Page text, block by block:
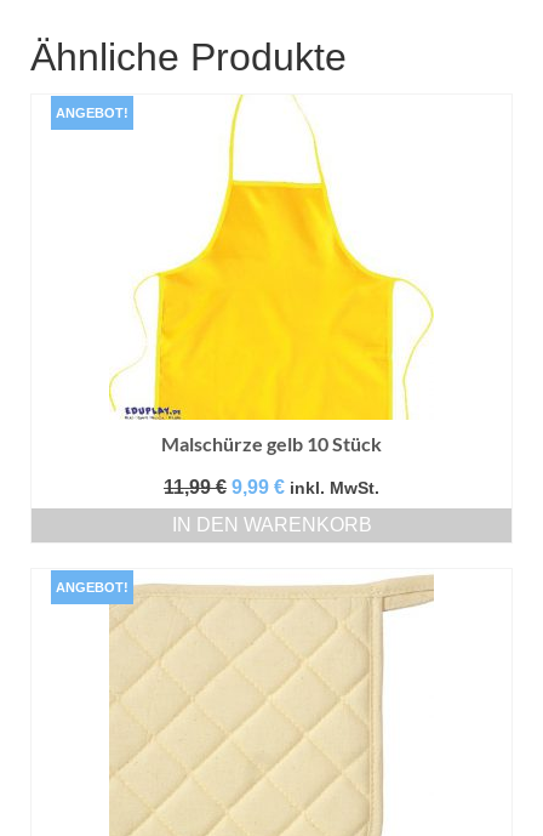
Ähnliche Produkte
ANGEBOT!
Malschürze gelb 10 Stück
11,99€ Ursprünglicher
Preis
war:
9,99 €Aktueller
Preis
ist:
inkl. MwSt.
IN DEN WARENKORB
ANGEBOT!